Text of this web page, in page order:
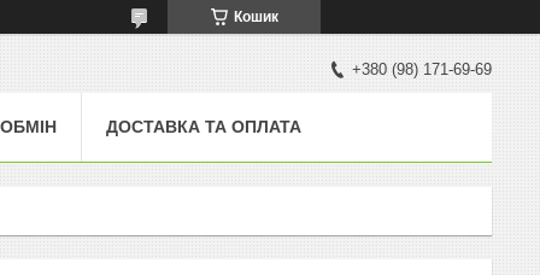
Кошик
+380 (98) 171-69-69
ДОСТАВКА ТА ОПЛАТА